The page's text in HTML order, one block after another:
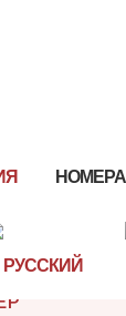
НОМЕРА